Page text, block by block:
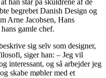
han står på skuldrene af de
begrebet Danish Design og
Arne Jacobsen, Hans
gamle chef.
sig selv som designer,
siger han: – Jeg vil
interessant, og så arbejder jeg
skabe møbler med et